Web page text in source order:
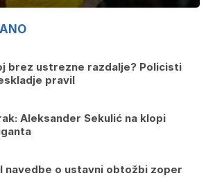
brez ustrezne razdalje? Policisti
pravil
Aleksander Sekulić na klopi
navedbe o ustavni obtožbi zoper